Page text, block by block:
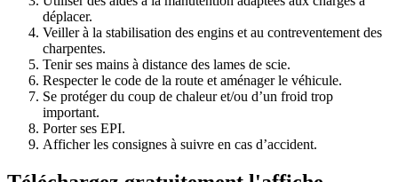
déplacer.
Veiller à la stabilisation des engins et au contreventement des
charpentes.
Tenir ses mains à distance des lames de scie.
Respecter le code de la route et aménager le véhicule.
Se protéger du coup de chaleur et/ou d’un froid trop
important.
Porter ses EPI.
Afficher les consignes à suivre en cas d’accident.